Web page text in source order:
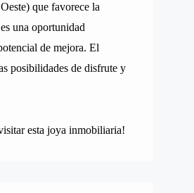
que favorece la
una oportunidad
de mejora. El
posibilidades de disfrute y
esta joya inmobiliaria!